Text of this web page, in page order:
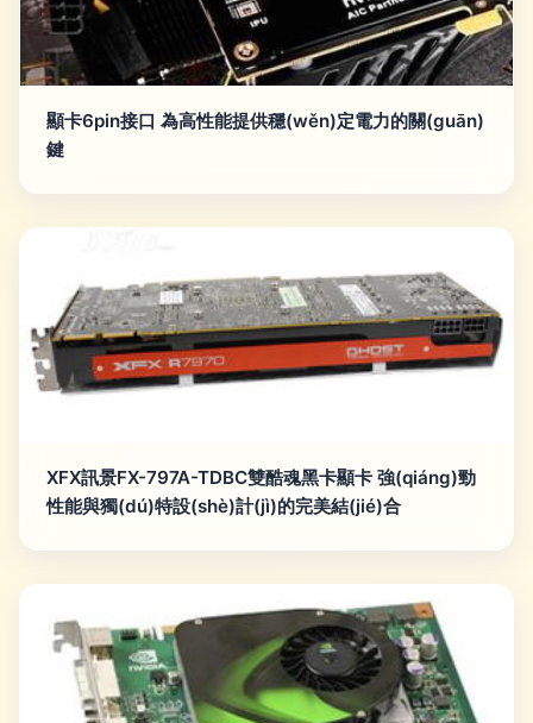
顯卡6pin接口 為高性能提供穩(wěn)定電力的關(guān)
鍵
XFX訊景FX-797A-TDBC雙酷魂黑卡顯卡 強(qiáng)勁
性能與獨(dú)特設(shè)計(jì)的完美結(jié)合